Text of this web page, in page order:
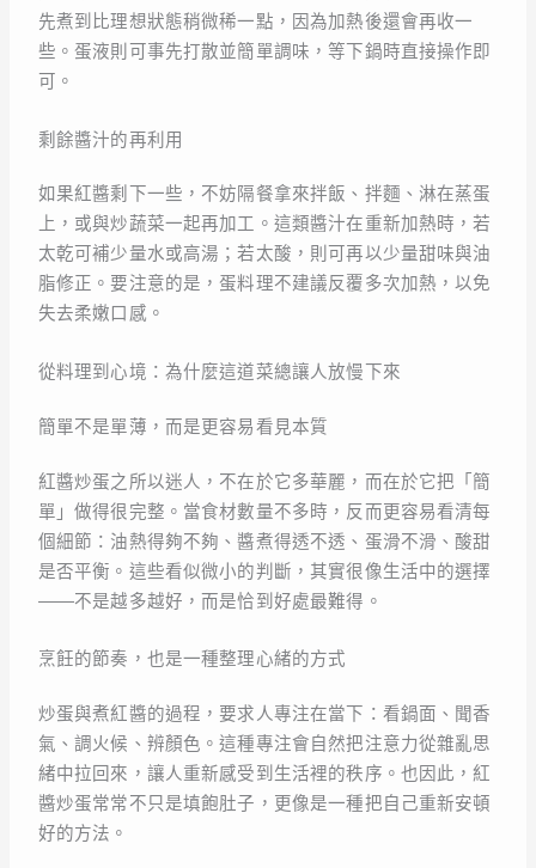
先煮到比理想狀態稍微稀一點，因為加熱後還會再收一
些。蛋液則可事先打散並簡單調味，等下鍋時直接操作即
可。
剩餘醬汁的再利用
如果紅醬剩下一些，不妨隔餐拿來拌飯、拌麵、淋在蒸蛋
上，或與炒蔬菜一起再加工。這類醬汁在重新加熱時，若
太乾可補少量水或高湯；若太酸，則可再以少量甜味與油
脂修正。要注意的是，蛋料理不建議反覆多次加熱，以免
失去柔嫩口感。
從料理到心境：為什麼這道菜總讓人放慢下來
簡單不是單薄，而是更容易看見本質
紅醬炒蛋之所以迷人，不在於它多華麗，而在於它把「簡
單」做得很完整。當食材數量不多時，反而更容易看清每
個細節：油熱得夠不夠、醬煮得透不透、蛋滑不滑、酸甜
是否平衡。這些看似微小的判斷，其實很像生活中的選擇
——不是越多越好，而是恰到好處最難得。
烹飪的節奏，也是一種整理心緒的方式
炒蛋與煮紅醬的過程，要求人專注在當下：看鍋面、聞香
氣、調火候、辨顏色。這種專注會自然把注意力從雜亂思
緒中拉回來，讓人重新感受到生活裡的秩序。也因此，紅
醬炒蛋常常不只是填飽肚子，更像是一種把自己重新安頓
好的方法。